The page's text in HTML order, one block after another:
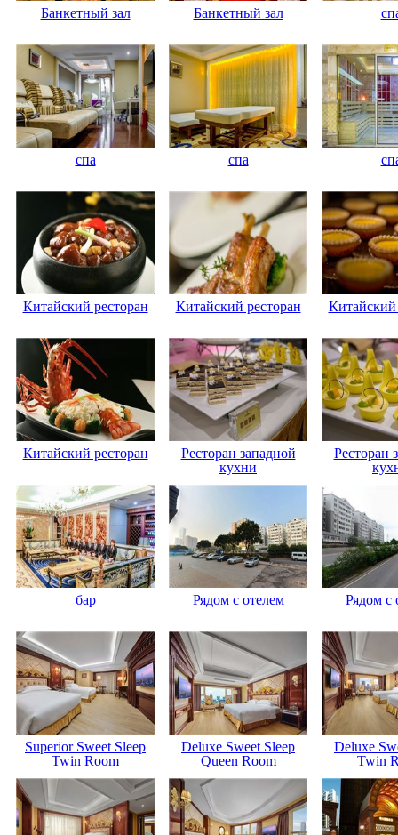
Банкетный зал Банкетный зал
спа спа
Китайский ресторан Китайский ресторан Китайский
Китайский ресторан
Ресторан западной
кухни
Ресторан
бар Рядом с отелем Рядом с
Superior Sweet Sleep
Twin Room
Deluxe Sweet Sleep
Queen Room
Deluxe
Twin